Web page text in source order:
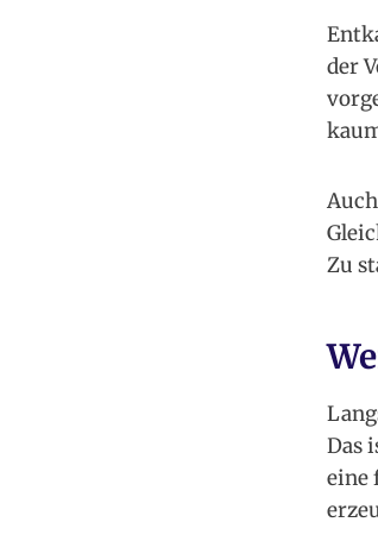
der
Zu
Das
eine